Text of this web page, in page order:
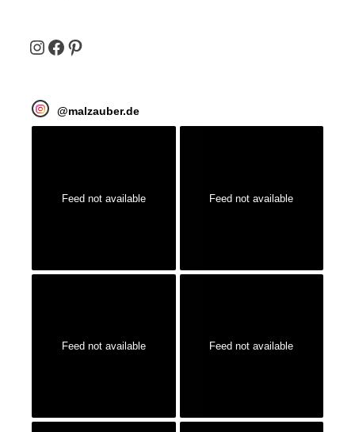
Instagram Facebook Pinterest
@malzauber.de
Feed not available Feed not available
Feed not available Feed not available